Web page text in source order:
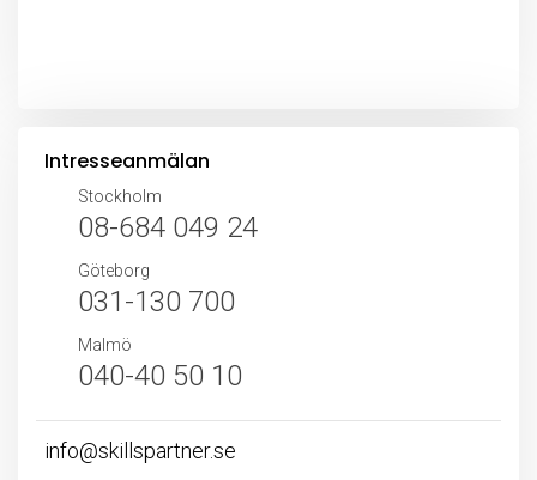
Intresseanmälan
Stockholm
08-684 049 24
Göteborg
031-130 700
Malmö
040-40 50 10
info@skillspartner.se